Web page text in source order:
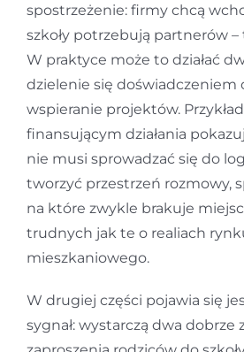
spostrzeżenie: firmy chcą
szkoły potrzebują partnerów
W praktyce może to działać
dzielenie się doświadczeniem
wspieranie projektów.
finansującym działania
nie musi sprowadzać się do
tworzyć przestrzeń rozmowy,
na które zwykle brakuje
trudnych jak te o realiach
mieszkaniowego.
W drugiej części pojawia się
sygnał: wystarczą dwa